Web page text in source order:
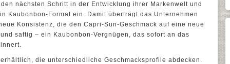
nächsten Schritt in der Entwicklung ihrer Markenwelt und
Kaubonbon-Format ein. Damit überträgt das Unternehmen
Konsistenz, die den Capri-Sun-Geschmack auf eine neue
saftig – ein Kaubonbon-Vergnügen, das sofort an das
die unterschiedliche Geschmacksprofile abdecken.